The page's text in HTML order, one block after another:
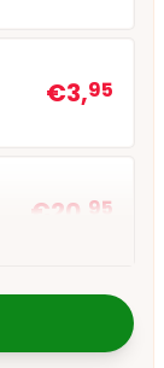
€3,95
€20, 95